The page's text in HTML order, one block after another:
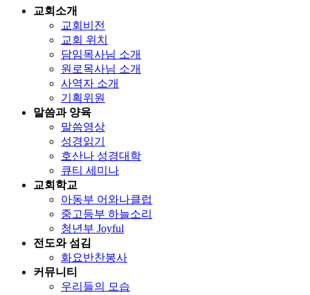
교회소개
교회비전
교회 위치
담임목사님 소개
원로목사님 소개
사역자 소개
기획위원
말씀과 양육
말씀영상
성경읽기
호산나 성경대학
큐티 세미나
교회학교
아동부 어와나클럽
중고등부 하늘소리
청년부 Joyful
전도와 섬김
화요반찬봉사
커뮤니티
우리들의 모습